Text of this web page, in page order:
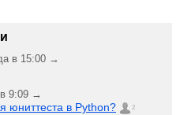
в 15:00 →
9:09 →
юниттеста в Python? 2